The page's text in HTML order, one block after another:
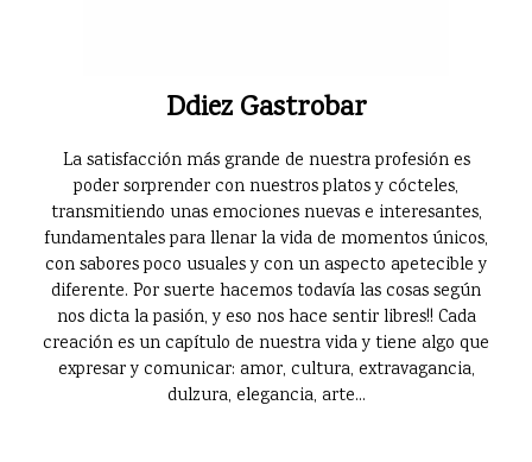
Ddiez Gastrobar
La satisfacción más grande de nuestra profesión es
poder sorprender con nuestros platos y cócteles,
transmitiendo unas emociones nuevas e interesantes,
fundamentales para llenar la vida de momentos únicos,
con sabores poco usuales y con un aspecto apetecible y
diferente. Por suerte hacemos todavía las cosas según
nos dicta la pasión, y eso nos hace sentir libres!! Cada
creación es un capítulo de nuestra vida y tiene algo que
expresar y comunicar: amor, cultura, extravagancia,
dulzura, elegancia, arte...